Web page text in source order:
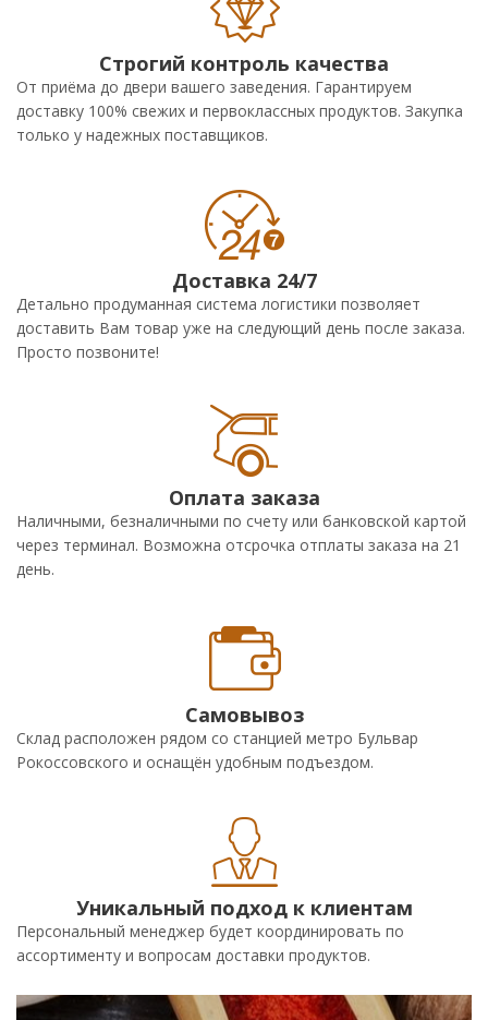
Строгий контроль качества
От приёма до двери вашего заведения. Гарантируем
доставку 100% свежих и первоклассных продуктов. Закупка
только у надежных поставщиков.
Доставка 24/7
Детально продуманная система логистики позволяет
доставить Вам товар уже на следующий день после заказа.
Просто позвоните!
Оплата заказа
Наличными, безналичными по счету или банковской картой
через терминал. Возможна отсрочка отплаты заказа на 21
день.
Самовывоз
Склад расположен рядом со станцией метро Бульвар
Рокоссовского и оснащён удобным подъездом.
Уникальный подход к клиентам
Персональный менеджер будет координировать по
ассортименту и вопросам доставки продуктов.